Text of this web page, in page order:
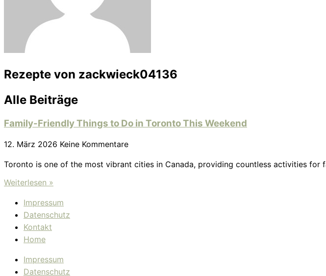
Rezepte von zackwieck04136
Alle Beiträge
Family-Friendly Things to Do in Toronto This Weekend
12. März 2026 Keine Kommentare
Toronto is one of the most vibrant cities in Canada, providing countless activities
Weiterlesen »
Impressum
Datenschutz
Kontakt
Home
Impressum
Datenschutz